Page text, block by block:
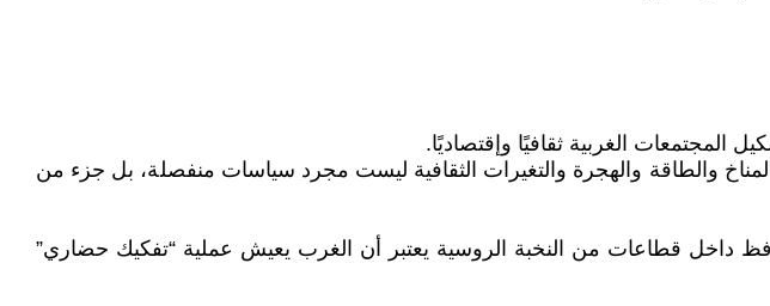
المجتمعات الغربية ثقافيًا وإقتصاديًا.
والطاقة والهجرة والتغيرات الثقافية ليست مجرد سياسات منفصلة، بل جزء من
داخل قطاعات من النخبة الروسية يعتبر أن الغرب يعيش عملية “تفكيك حضاري”